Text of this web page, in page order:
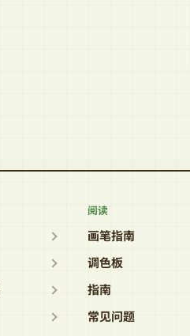
阅读
画笔指南
调色板
指南
常见问题